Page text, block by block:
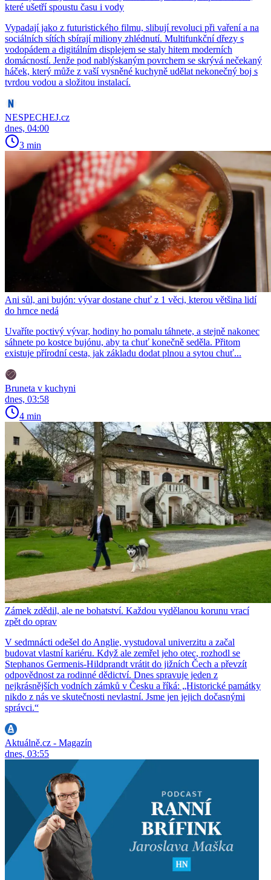
které ušetří spoustu času i vody
Vypadají jako z futuristického filmu, slibují revoluci při vaření a na
sociálních sítích sbírají miliony zhlédnutí. Multifunkční dřezy s
vodopádem a digitálním displejem se staly hitem moderních
domácností. Jenže pod nablýskaným povrchem se skrývá nečekaný
háček, který může z vaší vysněné kuchyně udělat nekonečný boj s
tvrdou vodou a složitou instalací.
NESPECHEJ.cz
dnes, 04:00
3 min
Ani sůl, ani bujón: vývar dostane chuť z 1 věci, kterou většina lidí
do hrnce nedá
Uvaříte poctivý vývar, hodiny ho pomalu táhnete, a stejně nakonec
sáhnete po kostce bujónu, aby ta chuť konečně seděla. Přitom
existuje přírodní cesta, jak základu dodat plnou a sytou chuť...
Bruneta v kuchyni
dnes, 03:58
4 min
Zámek zdědil, ale ne bohatství. Každou vydělanou korunu vrací
zpět do oprav
V sedmnácti odešel do Anglie, vystudoval univerzitu a začal
budovat vlastní kariéru. Když ale zemřel jeho otec, rozhodl se
Stephanos Germenis-Hildprandt vrátit do jižních Čech a převzít
odpovědnost za rodinné dědictví. Dnes spravuje jeden z
nejkrásnějších vodních zámků v Česku a říká: „Historické památky
nikdo z nás ve skutečnosti nevlastní. Jsme jen jejich dočasnými
správci.“
Aktuálně.cz - Magazín
dnes, 03:55